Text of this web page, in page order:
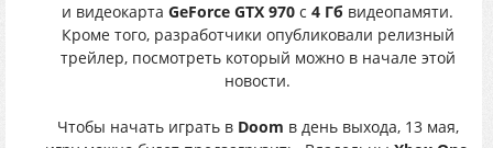
и видеокарта GeForce GTX 970 с 4 Гб видеопамяти.
Кроме того, разработчики опубликовали релизный
трейлер, посмотреть который можно в начале этой
новости.
Чтобы начать играть в Doom в день выхода, 13 мая,